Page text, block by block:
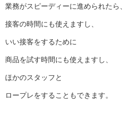
業務がスピーディーに進められたら、
接客の時間にも使えますし、
いい接客をするために
商品を試す時間にも使えますし、
ほかのスタッフと
ロープレをすることもできます。